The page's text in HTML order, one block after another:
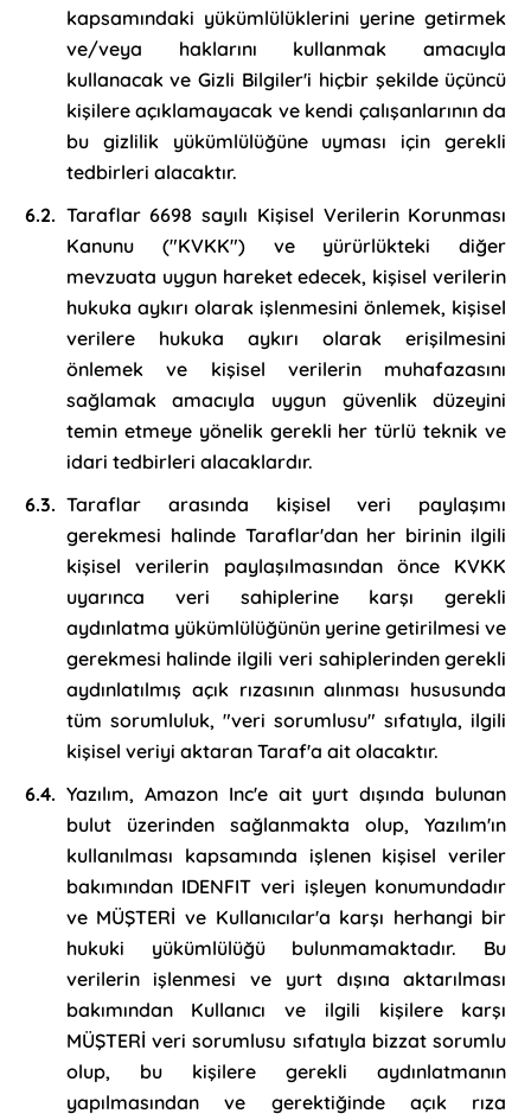
kapsamındaki yükümlülüklerini yerine getirmek
ve/veya haklarını kullanmak amacıyla
kullanacak ve Gizli Bilgiler'i hiçbir şekilde üçüncü
kişilere açıklamayacak ve kendi çalışanlarının da
bu gizlilik yükümlülüğüne uyması için gerekli
tedbirleri alacaktır.
Taraflar 6698 sayılı Kişisel Verilerin Korunması
Kanunu ("KVKK") ve yürürlükteki diğer
mevzuata uygun hareket edecek, kişisel verilerin
hukuka aykırı olarak işlenmesini önlemek, kişisel
verilere hukuka aykırı olarak erişilmesini
önlemek ve kişisel verilerin muhafazasını
sağlamak amacıyla uygun güvenlik düzeyini
temin etmeye yönelik gerekli her türlü teknik ve
idari tedbirleri alacaklardır.
Taraflar arasında kişisel veri paylaşımı
gerekmesi halinde Taraflar'dan her birinin ilgili
kişisel verilerin paylaşılmasından önce KVKK
uyarınca veri sahiplerine karşı gerekli
aydınlatma yükümlülüğünün yerine getirilmesi ve
gerekmesi halinde ilgili veri sahiplerinden gerekli
aydınlatılmış açık rızasının alınması hususunda
tüm sorumluluk, "veri sorumlusu" sıfatıyla, ilgili
kişisel veriyi aktaran Taraf'a ait olacaktır.
Yazılım, Amazon Inc'e ait yurt dışında bulunan
bulut üzerinden sağlanmakta olup, Yazılım'ın
kullanılması kapsamında işlenen kişisel veriler
bakımından IDENFIT veri işleyen konumundadır
ve MÜŞTERİ ve Kullanıcılar'a karşı herhangi bir
hukuki yükümlülüğü bulunmamaktadır. Bu
verilerin işlenmesi ve yurt dışına aktarılması
bakımından Kullanıcı ve ilgili kişilere karşı
MÜŞTERİ veri sorumlusu sıfatıyla bizzat sorumlu
olup, bu kişilere gerekli aydınlatmanın
yapılmasından ve gerektiğinde açık rıza